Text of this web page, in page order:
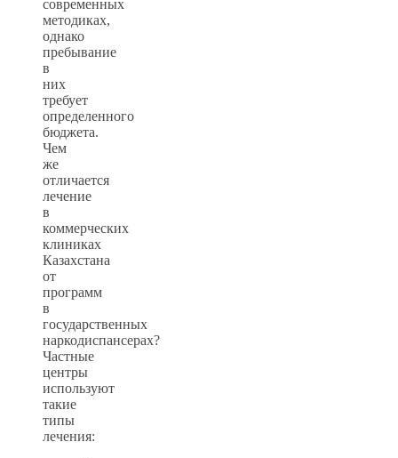
современных
методиках,
однако
пребывание
в
них
требует
определенного
бюджета.
Чем
же
отличается
лечение
в
коммерческих
клиниках
Казахстана
от
программ
в
государственных
наркодиспансерах?
Частные
центры
используют
такие
типы
лечения: